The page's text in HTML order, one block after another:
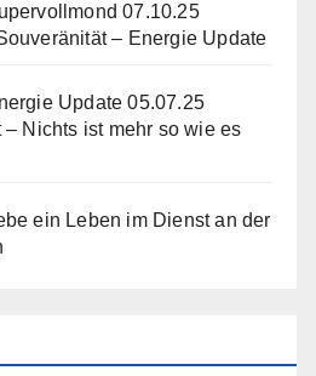
07.10.25
– Energie Update
Update 05.07.25
Nichts ist mehr so wie es
ein Leben im Dienst an der